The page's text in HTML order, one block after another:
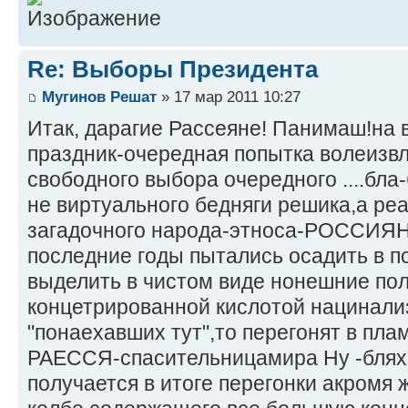
Re: Выборы Президента
Мугинов Решат » 17 мар 2011 10:27
Итак, дарагие Рассеяне! Панимаш!на
праздник-очередная попытка
свободного выбора очередного
не виртуального бедняги решика,а
загадочного народа-этноса-
последние годы пытались осадить в
выделить в чистом виде нонешние
концетрированной кислотой
"понаехавших тут",то перегонят в
РАЕССЯ-спасительницамира Ну -
получается в итоге перегонки акромя